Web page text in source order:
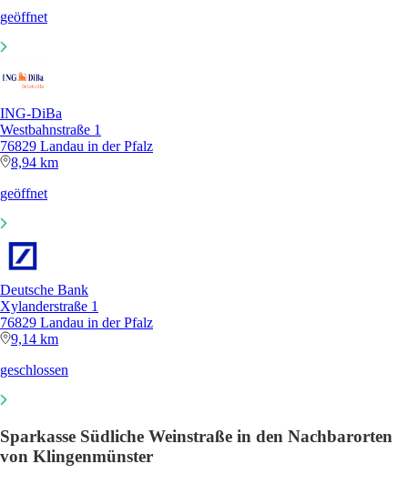
geöffnet
ING-DiBa
Westbahnstraße 1
76829 Landau in der Pfalz
8,94 km
geöffnet
Deutsche Bank
Xylanderstraße 1
76829 Landau in der Pfalz
9,14 km
geschlossen
Sparkasse Südliche Weinstraße in den Nachbarorten
von Klingenmünster